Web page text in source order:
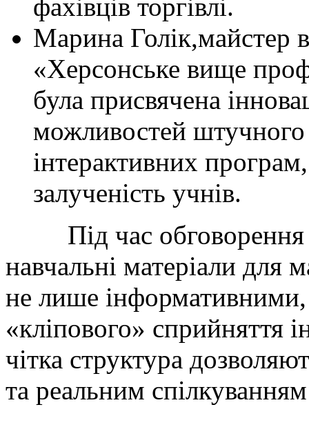
фахівців торгівлі.
Марина Голік,майстер
«Херсонське вище
була присвячена
можливостей штучного
інтерактивних
залученість учнів.
Під час обговорення
навчальні матеріали для
не лише
«кліпового» сприйняття
чітка структура
та реальним спілкуванням